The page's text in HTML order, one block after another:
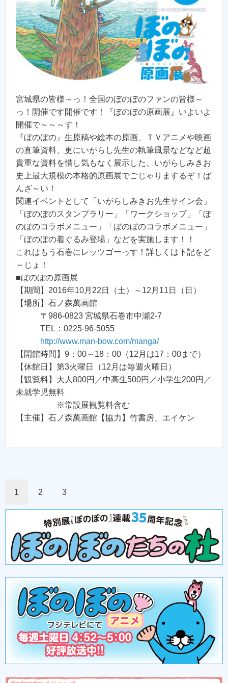
宮城県の皆様～っ！全国のぼのぼのファンの皆様～
っ！開催です開催です！『ぼのぼの原画展』いよいよ
開催で～～～す！
『ぼのぼの』生原稿や絵本の原画、ＴＶアニメや映画
の直筆資料、更にいがらし先生の執筆風景などなど超
貴重な資料を惜し気もなく展示した、いがらしみきお
史上最大規模の本格的原画展でごじゃりまするぞ！ば
んざ～い！
関連イベントとして「いがらしみきお先生サイン会」
「ぼのぼのスタンプラリー」「ワークショップ」「ぼ
のぼのコラボメニュー」「ぼのぼのコラボメニュー」
「ぼのぼの着ぐるみ登場」などを実施します！！
これはもう石巻にレッツゴーっす！詳しくは下記をど
～じょ！
■ぼのぼの原画展
【期間】2016年10月22日（土）～12月11日（日）
【場所】石ノ森萬画館
〒986-0823 宮城県石巻市中瀬2-7
TEL：0225-96-5055
http://www.man-bow.com/manga/
【開館時間】9：00～18：00（12月は17：00まで）
【休館日】第3火曜日（12月は毎週火曜日）
【観覧料】大人800円／中高生500円／小学生200円／
未就学児無料
※常設展観覧料含む
【主催】石ノ森萬画館【協力】竹書房、エイケン
1 2 3